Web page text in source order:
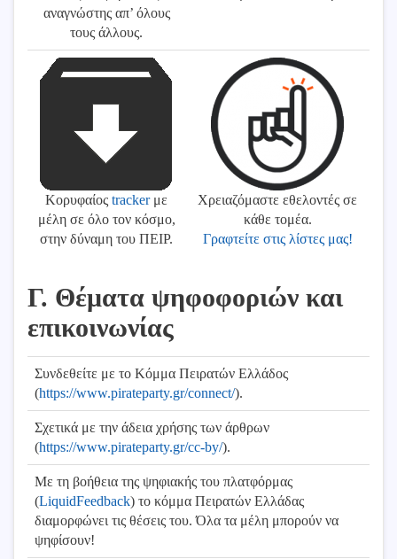
αναγνώστης απ’ όλους
τους άλλους.
Κορυφαίος trackerμε
μέλη σε όλο τον κόσμο,
στην δύναμη του ΠΕΙΡ.
Χρειαζόμαστε εθελοντές σε
κάθε τομέα.
Γραφτείτε στις λίστες μας!
Γ. Θέματα ψηφοφοριών και
επικοινωνίας
Συνδεθείτε με το Κόμμα Πειρατών Ελλάδος
(https://www.pirateparty.gr/connect/).
Σχετικά με την άδεια χρήσης των άρθρων
(https://www.pirateparty.gr/cc-by/).
Με τη βοήθεια της ψηφιακής του πλατφόρμας
(LiquidFeedback) το κόμμα Πειρατών Ελλάδας
διαμορφώνει τις θέσεις του. Όλα τα μέλη μπορούν να
ψηφίσουν!